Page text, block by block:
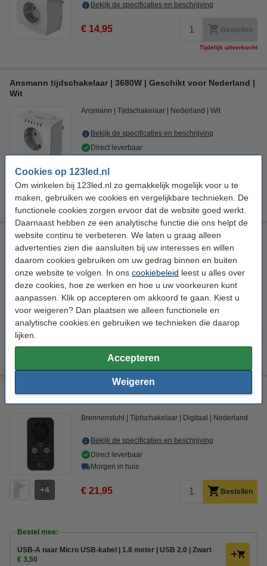
Cookies op 123led.nl
Om winkelen bij 123led.nl zo gemakkelijk mogelijk voor u te
maken, gebruiken we cookies en vergelijkbare technieken. De
functionele cookies zorgen ervoor dat de website goed werkt.
Daarnaast hebben ze een analytische functie die ons helpt de
website continu te verbeteren. We laten u graag alleen
advertenties zien die aansluiten bij uw interesses en willen
daarom cookies gebruiken om uw gedrag binnen en buiten
onze website te volgen. In ons cookiebeleid leest u alles over
deze cookies, hoe ze werken en hoe u uw voorkeuren kunt
aanpassen. Klik op accepteren om akkoord te gaan. Kiest u
voor weigeren? Dan plaatsen we alleen functionele en
analytische cookies en gebruiken we technieken die daarop
lijken.
Accepteren
Weigeren
Bekijk de specificaties en beschrijving
€ 14,95 Bestellen
Tijdelijk uitverkocht
Ansmann tijdschakelaar | 3680W | Geschikt voor Nederland |
Wit
4
Ansmann Tijdschakelaar Nederland Wit
Bekijk de specificaties en beschrijving
Direct leverbaar
€ 19,95 Bestellen
Ansmann tijdschakelaar | 3680W | Geschikt voor Nederland |
Zwart
Ansmann Tijdschakelaar Nederland Zwart
Bekijk de specificaties en beschrijving
Direct leverbaar
Morgen in huis
Tijdschakelaar | USB-A / USB-C | Geschikt voor binnen |
4
Brennenstuhl Tijdschakelaar Digitaal Nederland
Bekijk de specificaties en beschrijving
Direct leverbaar
Morgen in huis
€ 21,95 Bestellen
Bestel mee:
USB-A naar Micro USB-kabel | 1.8 meter | USB 2.0 | Zwart
€ 3,50